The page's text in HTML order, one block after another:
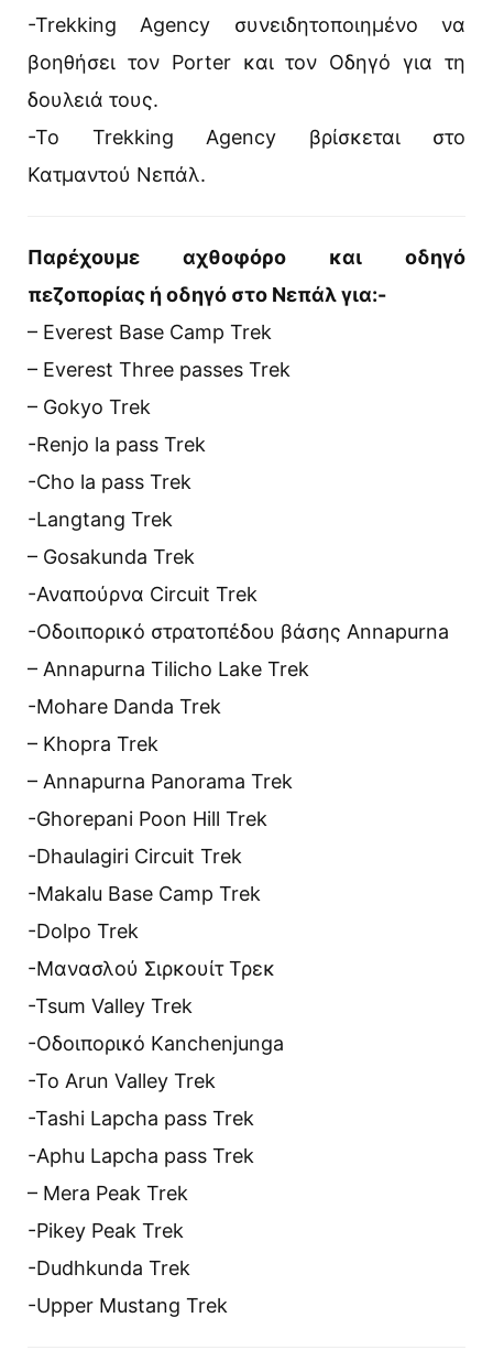
-Trekking Agency συνειδητοποιημένο να
βοηθήσει τον Porter και τον Οδηγό για τη
δουλειά τους.
-Το Trekking Agency βρίσκεται στο
Κατμαντού Νεπάλ.
Παρέχουμε αχθοφόρο και οδηγό
πεζοπορίας ή οδηγό στο Νεπάλ για:-
– Everest Base Camp Trek
– Everest Three passes Trek
– Gokyo Trek
-Renjo la pass Trek
-Cho la pass Trek
-Langtang Trek
– Gosakunda Trek
-Αναπούρνα Circuit Trek
-Οδοιπορικό στρατοπέδου βάσης Annapurna
– Annapurna Tilicho Lake Trek
-Mohare Danda Trek
– Khopra Trek
– Annapurna Panorama Trek
-Ghorepani Poon Hill Trek
-Dhaulagiri Circuit Trek
-Makalu Base Camp Trek
-Dolpo Trek
-Μανασλού Σιρκουίτ Τρεκ
-Tsum Valley Trek
-Οδοιπορικό Kanchenjunga
-Το Arun Valley Trek
-Tashi Lapcha pass Trek
-Aphu Lapcha pass Trek
– Mera Peak Trek
-Pikey Peak Trek
-Dudhkunda Trek
-Upper Mustang Trek